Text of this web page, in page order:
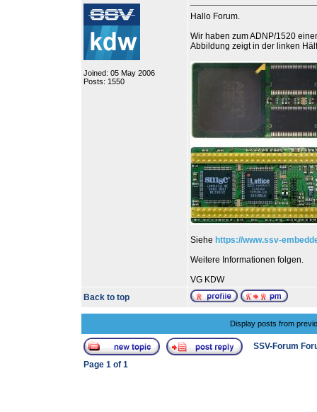
Joined: 05 May 2006
Posts: 1550
Hallo Forum.
Wir haben zum ADNP/1520
Abbildung zeigt in der linken
Siehe https://www.ssv-
Weitere Informationen folgen.
VG KDW
Back to top
Display posts from
SSV-Forum
Page 1 of 1